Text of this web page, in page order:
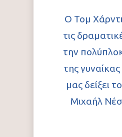
Ο Τομ
τις
την
της
μας δείξει
Μιχαήλ